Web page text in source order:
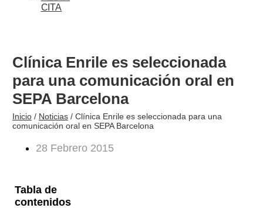
CITA
Clínica Enrile es seleccionada
para una comunicación oral en
SEPA Barcelona
Inicio/ Noticias/ Clínica Enrile es seleccionada para una
comunicación oral en SEPA Barcelona
28 Febrero 2015
Tabla de
contenidos